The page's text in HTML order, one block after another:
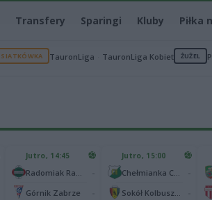
Transfery Sparingi Kluby Piłka
SIATKÓWKA TauronLiga TauronLiga Kobiet ŻUŻEL
Jutro, 14:45
Górnik Zabrze
Jutro, 15:00